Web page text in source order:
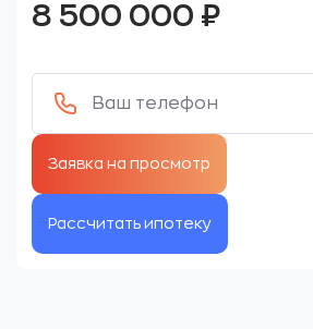
8 500 000 ₽
Рассчитать ипотеку